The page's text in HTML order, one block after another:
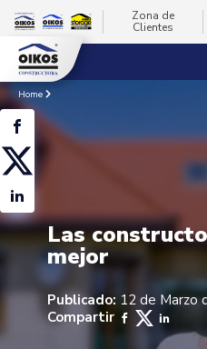
Zona de
Clientes
Home
Las
mejor
Publicado:12 de Marzo
Compartir